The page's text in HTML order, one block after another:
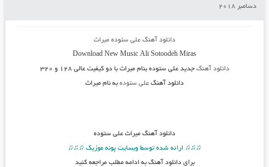
دسامبر 2018
دانلود آهنگ علی ستوده میراث
Download New Music Ali Sotoodeh Miras
دانلود آهنگ جدید علی ستوده بنام میراثبا دو کیفیت عالی ۱۲۸ و ۳۲۰
دانلود آهنگ علی ستودهبه نام میراث
دانلود آهنگمیراث علی ستوده
♫♫♫ ارائه شده توسط وبسایت پونه موزیک ♫♫♫
برای دانلود آهنگ به ادامه مطلب مراجعه کنید